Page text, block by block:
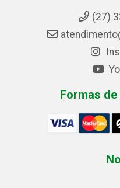
(27)
Formas